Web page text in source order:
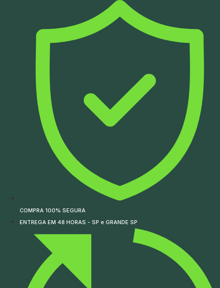
COMPRA 100% SEGURA
ENTREGA EM 48 HORAS - SP e GRANDE SP